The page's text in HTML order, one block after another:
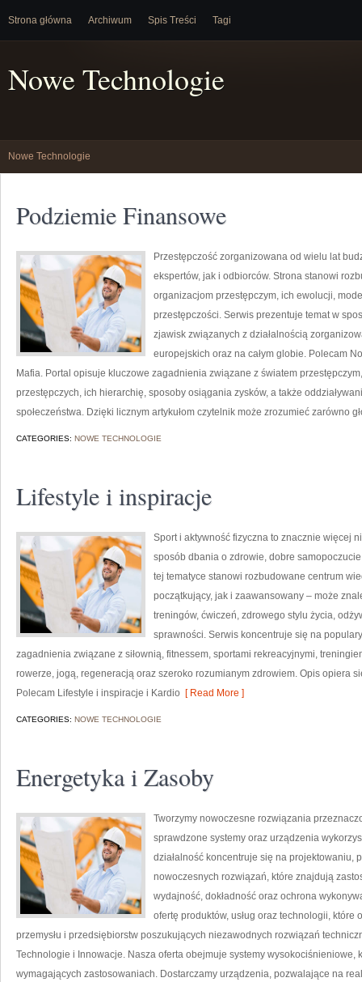
Strona główna Archiwum Spis Treści Tagi
Nowe Technologie
Nowe Technologie
Podziemie Finansowe
Przestępczość zorganizowana od wielu lat
ekspertów, jak i odbiorców. Strona stanowi
organizacjom przestępczym, ich ewolucji,
przestępczości. Serwis prezentuje temat w
zjawisk związanych z działalnością
europejskich oraz na całym globie. Polecam
Mafia. Portal opisuje kluczowe zagadnienia związane z światem
przestępczych, ich hierarchię, sposoby osiągania zysków, a także
społeczeństwa. Dzięki licznym artykułom czytelnik może zrozumieć zarówno
CATEGORIES: NOWE TECHNOLOGIE
Lifestyle i inspiracje
Sport i aktywność fizyczna to znacznie więcej
sposób dbania o zdrowie, dobre
tej tematyce stanowi rozbudowane centrum
początkujący, jak i zaawansowany – może
treningów, ćwiczeń, zdrowego stylu życia,
sprawności. Serwis koncentruje się na
zagadnienia związane z siłownią, fitnessem, sportami rekreacyjnymi,
rowerze, jogą, regeneracją oraz szeroko rozumianym zdrowiem. Opis opiera
Polecam Lifestyle i inspiracje i Kardio [ Read More ]
CATEGORIES: NOWE TECHNOLOGIE
Energetyka i Zasoby
Tworzymy nowoczesne rozwiązania
sprawdzone systemy oraz urządzenia
działalność koncentruje się na projektowaniu,
nowoczesnych rozwiązań, które znajdują
wydajność, dokładność oraz ochrona
ofertę produktów, usług oraz technologii,
przemysłu i przedsiębiorstw poszukujących niezawodnych rozwiązań
Technologie i Innowacje. Nasza oferta obejmuje systemy wysokociśnieniowe,
wymagających zastosowaniach. Dostarczamy urządzenia, pozwalające na